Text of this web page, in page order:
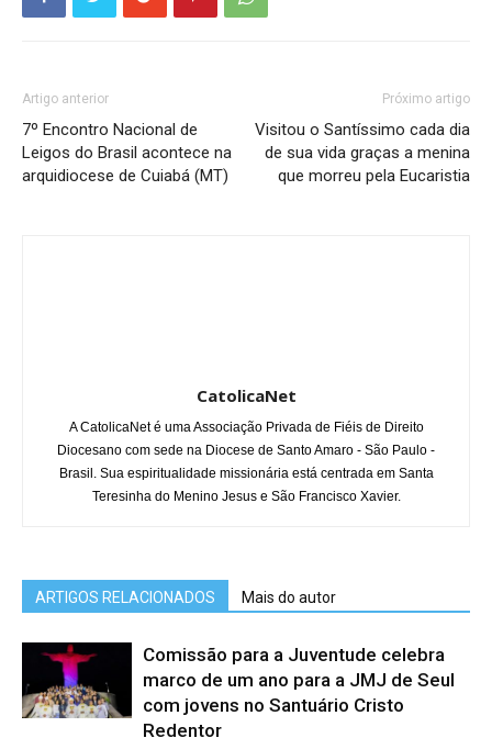
Artigo anterior
7º Encontro Nacional de
Leigos do Brasil acontece na
arquidiocese de Cuiabá (MT)
Próximo artigo
Visitou o Santíssimo cada dia
de sua vida graças a menina
que morreu pela Eucaristia
CatolicaNet
A CatolicaNet é uma Associação Privada de Fiéis de Direito
Diocesano com sede na Diocese de Santo Amaro - São Paulo -
Brasil. Sua espiritualidade missionária está centrada em Santa
Teresinha do Menino Jesus e São Francisco Xavier.
ARTIGOS RELACIONADOS Mais do autor
Comissão para a Juventude celebra
marco de um ano para a JMJ de Seul
com jovens no Santuário Cristo
Redentor